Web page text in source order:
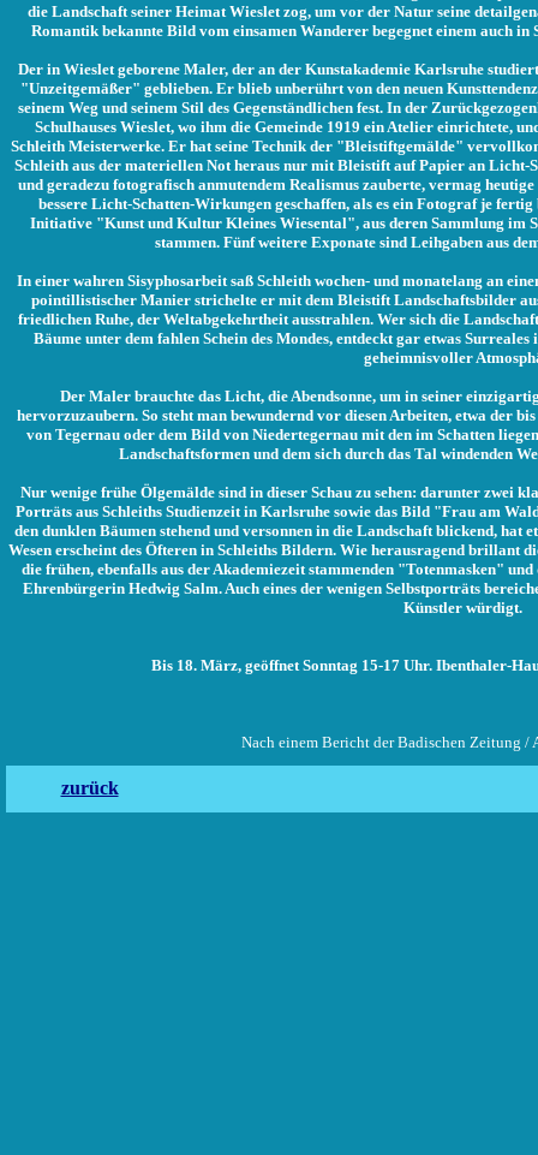
die Landschaft seiner Heimat Wieslet zog, um vor der Natur seine
Romantik bekannte Bild vom einsamen Wanderer begegnet einem auch
Der in Wieslet geborene Maler, der an der Kunstakademie Karlsruhe
"Unzeitgemäßer" geblieben. Er blieb unberührt von den neuen
seinem Weg und seinem Stil des Gegenständlichen fest. In der
Schulhauses Wieslet, wo ihm die Gemeinde 1919 ein Atelier einrichtete,
Schleith Meisterwerke. Er hat seine Technik der "Bleistiftgemälde"
Schleith aus der materiellen Not heraus nur mit Bleistift auf Papier an Licht-
und geradezu fotografisch anmutendem Realismus zauberte, vermag
bessere Licht-Schatten-Wirkungen geschaffen, als es ein Fotograf je
Initiative "Kunst und Kultur Kleines Wiesental", aus deren Sammlung im
stammen. Fünf weitere Exponate sind Leihgaben aus
In einer wahren Sisyphosarbeit saß Schleith wochen- und monatelang an
pointillistischer Manier strichelte er mit dem Bleistift Landschaftsbilder
friedlichen Ruhe, der Weltabgekehrtheit ausstrahlen. Wer sich die
Bäume unter dem fahlen Schein des Mondes, entdeckt gar etwas
geheimnisvoller
Der Maler brauchte das Licht, die Abendsonne, um in seiner
hervorzuzaubern. So steht man bewundernd vor diesen Arbeiten, etwa der
von Tegernau oder dem Bild von Niedertegernau mit den im Schatten
Landschaftsformen und dem sich durch das Tal windenden
Nur wenige frühe Ölgemälde sind in dieser Schau zu sehen: darunter zwei
Porträts aus Schleiths Studienzeit in Karlsruhe sowie das Bild "Frau am
den dunklen Bäumen stehend und versonnen in die Landschaft blickend, hat
Wesen erscheint des Öfteren in Schleiths Bildern. Wie herausragend brillant
die frühen, ebenfalls aus der Akademiezeit stammenden "Totenmasken"
Ehrenbürgerin Hedwig Salm. Auch eines der wenigen Selbstporträts
Künstler würdigt.
Bis 18. März, geöffnet Sonntag 15-17 Uhr. Ibenthaler-
Nach einem Bericht der Badischen Zeitung /
zurück